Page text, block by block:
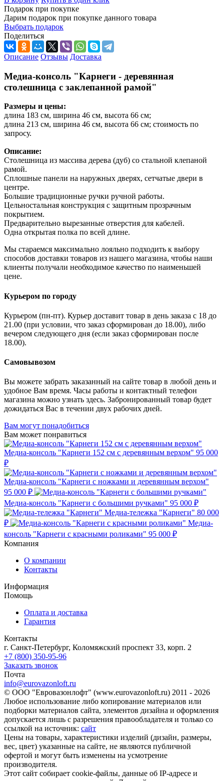
Подарок при покупке
Дарим подарок при покупке данного товара
Выбрать подарок
Поделиться
Описание Отзывы Доставка
Медиа-консоль "Карнеги - деревянная
столешница с заклепанной рамой"
Размеры и цены:
длина 183 см, ширина 46 см, высота 66 см;
длина 213 см, ширина 46 см, высота 66 см; стоимость по
запросу.
Описание:
Столешница из массива дерева (дуб) со стальной клепаной
рамой.
Сплошные панели на наружных дверях, сетчатые двери в
центре.
Большие традиционные ручки ручной работы.
Цельностальная конструкция с защитным прозрачным
покрытием.
Предварительно вырезанные отверстия для кабелей.
Одна открытая полка по всей длине.
Мы стараемся максимально лояльно подходить к выбору
способов доставки товаров из нашего магазина, чтобы наши
клиенты получали необходимое качество по наименьшей
цене.
Курьером по городу
Курьером (пн-пт). Курьер доставит товар в день заказа с 18 до
21.00 (при условии, что заказ сформирован до 18.00), либо
вечером следующего дня (если заказ сформирован после
18.00).
Самовывозом
Вы можете забрать заказанный на сайте товар в любой день и
удобное Вам время. Часы работы и контактный телефон
магазина можно узнать здесь. Забронированный товар будет
дожидаться Вас в течении двух рабочих дней.
Вам могут понадобиться
Вам может понравиться
Медиа-консоль "Карнеги 152 см с деревянным верхом" 95 000
₽
Медиа-консоль "Карнеги с ножками и деревянным верхом"
95 000 ₽
Медиа-консоль "Карнеги с большими ручками" 95 000 ₽
Медиа-тележка "Карнеги" 80 000
₽
Медиа-
консоль "Карнеги с красными роликами" 95 000 ₽
Компания
О компании
Контакты
Информация
Помощь
Оплата и доставка
Гарантия
Контакты
г. Санкт-Петербург, Коломяжский проспект 33, корп. 2
+7 (800) 350-95-96
Заказать звонок
Почта
info@eurovazonloft.ru
© ООО "Евровазонлофт" (www.eurovazonloft.ru) 2011 - 2026
Любое использование либо копирование материалов или
подборки материалов сайта, элементов дизайна и оформления
допускается лишь с разрешения правообладателя и только со
ссылкой на источник: сайт
Цены на товары, характеристики изделий (дизайн, размеры,
вес, цвет) указанные на сайте, не являются публичной
офертой и могут быть изменены на усмотрение
производителя.
Этот сайт собирает cookie-файлы, данные об IP-адресе и